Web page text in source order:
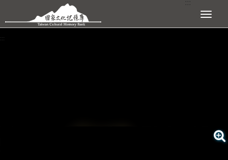
跳到主要內容區塊 展開選單
:::